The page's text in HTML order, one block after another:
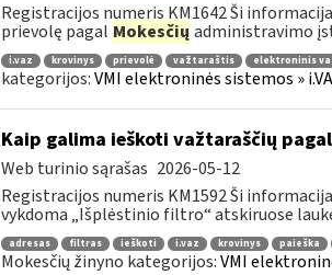
Registracijos numeris KM1642 Ši
prievolę pagal Mokesčių administravimo
i.vaz krovinys prievolė važtaraštis elektroninis
kategorijos:VMI elektroninės sistemos »
Kaip galima ieškoti važtaraščių
Web turinio sąrašas 2026-05-12
Registracijos numeris KM1592 Ši
vykdoma „Išplėstinio filtro“ atskiruose
adresas filtras ieškoti i.vaz krovinys paieška
Mokesčių žinyno kategorijos:VMI